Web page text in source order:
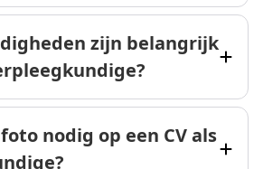
zijn belangrijk
nodig op een CV als